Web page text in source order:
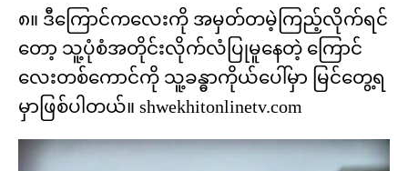
၈။ ဒီကြောင်ကလေးကို အမှတ်တမဲ့ကြည့်လိုက်ရင်
တော့ သူ့ပုံစံအတိုင်းလိုက်လံပြုမူနေတဲ့ ကြောင်
လေးတစ်ကောင်ကို သူ့ခန္ဓာကိုယ်ပေါ်မှာ မြင်တွေ့ရ
မှာဖြစ်ပါတယ်။ shwekhitonlinetv.com